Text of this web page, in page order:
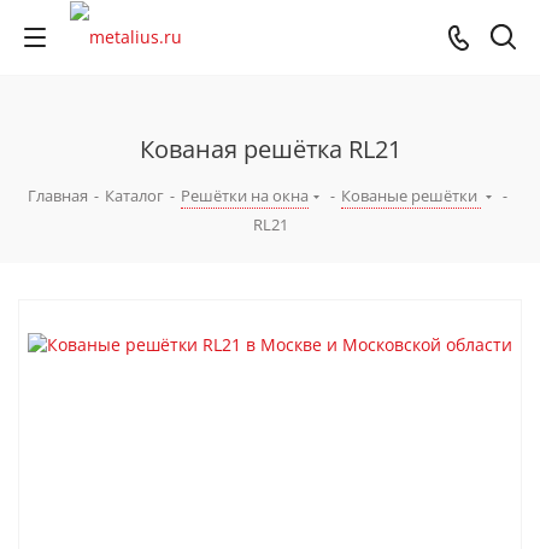
Кованая решётка RL21
Главная - Каталог - Решётки на окна - Кованые решётки
-
RL21